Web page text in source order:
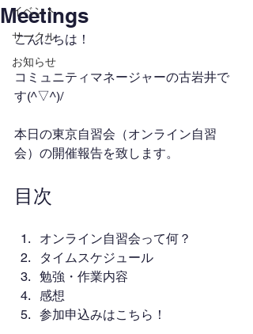
イベント
サークル
お知らせ
Meetings
こんにちは！
コミュニティマネージャーの古岩井で
す(^▽^)/
本日の東京自習会（オンライン自習
会）の開催報告を致します。
目次
オンライン自習会って何？
タイムスケジュール
勉強・作業内容
感想
参加申込みはこちら！